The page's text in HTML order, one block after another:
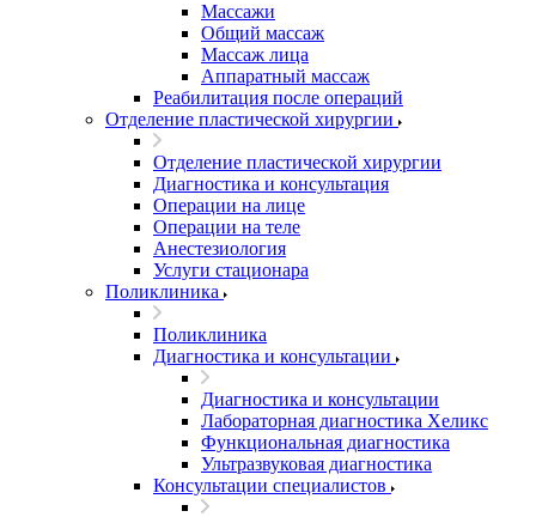
Массажи
Общий массаж
Массаж лица
Аппаратный массаж
Реабилитация после операций
Отделение пластической хирургии
Отделение пластической хирургии
Диагностика и консультация
Операции на лице
Операции на теле
Анестезиология
Услуги стационара
Поликлиника
Поликлиника
Диагностика и консультации
Диагностика и консультации
Лабораторная диагностика Хеликс
Функциональная диагностика
Ультразвуковая диагностика
Консультации специалистов